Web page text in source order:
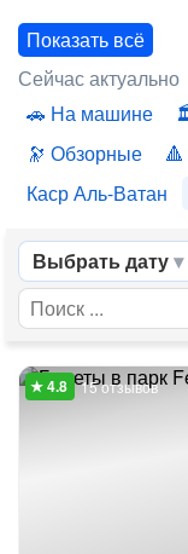
Показать всё
Сейчас актуально
На машине
Обзорные
Каср Аль-Ватан
Выбрать дату
15 отзывов